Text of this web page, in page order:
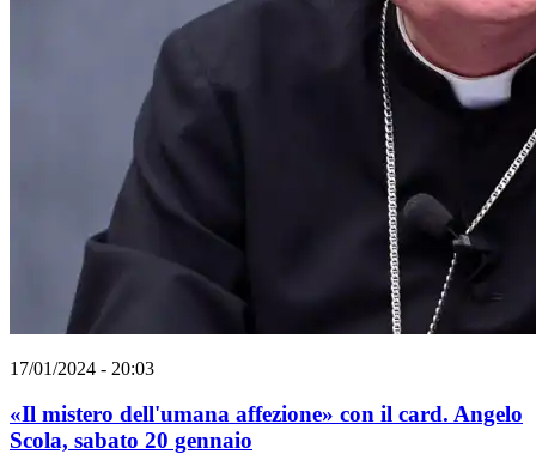
17/01/2024 - 20:03
«Il mistero dell'umana affezione» con il card. Angelo
Scola, sabato 20 gennaio